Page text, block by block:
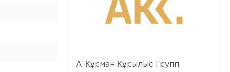
А-Құрман Құрылыс Групп